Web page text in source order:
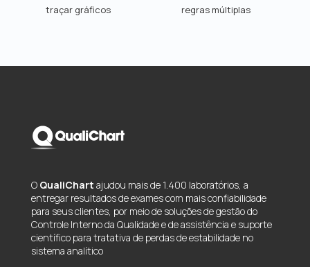
traçar gráficos
regras múltiplas
O QualiChart ajudou mais de 1.400 laboratórios, a
entregar resultados de exames com mais confiabilidade
para seus clientes, por meio de soluções de gestão do
Controle Interno da Qualidade e de assistência e suporte
científico para tratativa de perdas de estabilidade no
sistema analítico